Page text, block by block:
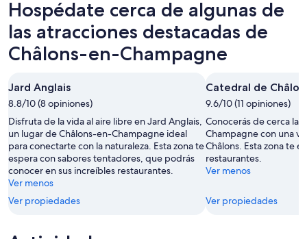
ago
7
ago
mañana
la
noche,
ago
-
8
ago
Champagne
este
fin
semana,
7
ago
-
9
ago
Châlons-
en-
Champagne
para
próximo
fin
de
semana,
14
ago
-
16
ago
Hospédate cerca de algunas de
las atracciones destacadas de
Châlons-en-Champagne
Jard Anglais
8.8/10 (8 opiniones)
Disfruta de la vida al aire libre en Jard Anglais,
un lugar de Châlons-en-Champagne ideal
para conectarte con la naturaleza. Esta zona te
espera con sabores tentadores, que podrás
conocer en sus increíbles restaurantes.
Ver menos
Ver propiedades
Catedral de
9.6/10 (11 opiniones)
Conocerás de cerca la
Champagne con una
Châlons. Esta zona te
restaurantes.
Ver menos
Ver propiedades